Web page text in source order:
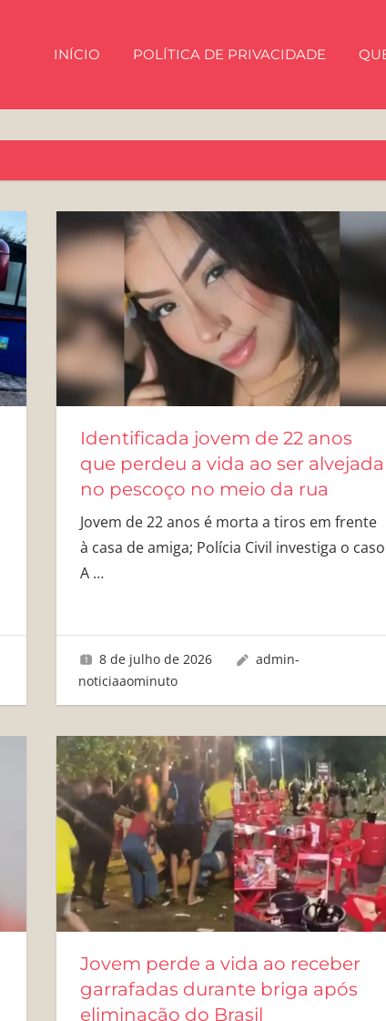
INÍCIO POLÍTICA DE PRIVACIDADE
Identificada jovem de 22 anos
que perdeu a vida ao ser alvejada
no pescoço no meio da rua
Jovem de 22 anos é morta a tiros em frente
à casa de amiga; Polícia Civil investiga o caso
A …
8 de julho de 2026
admin-
noticiaaominuto
Jovem perde a vida ao receber
garrafadas durante briga após
eliminação do Brasil